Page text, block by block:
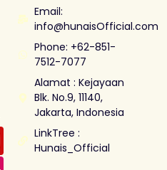
Email:
info@hunaisOfficial.com
Phone: +62-851-
7512-7077
Alamat : Kejayaan
Blk. No.9, 11140,
Jakarta, Indonesia
LinkTree :
Hunais_Official